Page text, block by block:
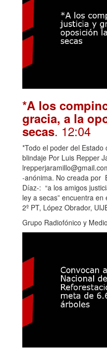
*A los
gracia, a la
secas. 12:04
*Todo el poder del
blindaje Por Luis Repper
-anónima. No creada por
Díaz-: “a los amigos
ley a secas” encuentra
2º PT, López Obrador,
Grupo Radiofónico y